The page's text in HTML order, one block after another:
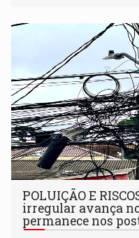
POLUIÇÃO E
irregular avança
permanece nos